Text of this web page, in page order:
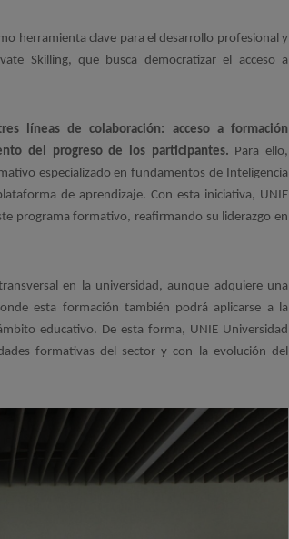
herramienta clave para el desarrollo profesional y
Skilling, que busca democratizar el acceso a
líneas de colaboración: acceso a formación
del progreso de los participantes. Para ello,
especializado en fundamentos de Inteligencia
de aprendizaje. Con esta iniciativa, UNIE
programa formativo, reafirmando su liderazgo en
en la universidad, aunque adquiere una
esta formación también podrá aplicarse a la
educativo. De esta forma, UNIE Universidad
formativas del sector y con la evolución del